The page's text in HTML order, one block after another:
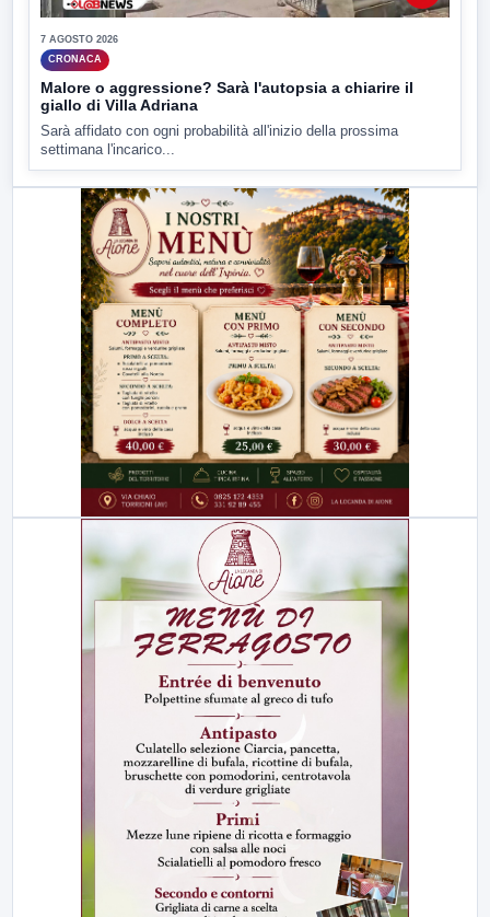
7 AGOSTO 2026
CRONACA
Malore o aggressione? Sarà l'autopsia a chiarire il
giallo di Villa Adriana
Sarà affidato con ogni probabilità all'inizio della prossima
settimana l'incarico...